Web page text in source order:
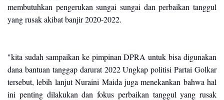
membutuhkan pengerukan sungai sungai dan perbaikan tanggul
yang rusak akibat banjir 2020-2022.
"kita sudah sampaikan ke pimpinan DPRA untuk bisa digunakan
dana bantuan tanggap darurat 2022 Ungkap politisi Partai Golkar
tersebut, lebih lanjut Nuraini Maida juga menekankan bahwa hal
ini penting dilakukan dan fokus perbaikan tanggul yang rusak